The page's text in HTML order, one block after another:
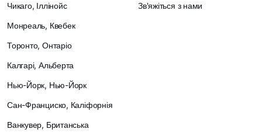
Чикаго, Іллінойс
Монреаль, Квебек
Торонто, Онтаріо
Калгарі, Альберта
Нью-Йорк, Нью-Йорк
Сан-Франциско, Каліфорнія
Ванкувер, Британська
Зв'яжіться з нами